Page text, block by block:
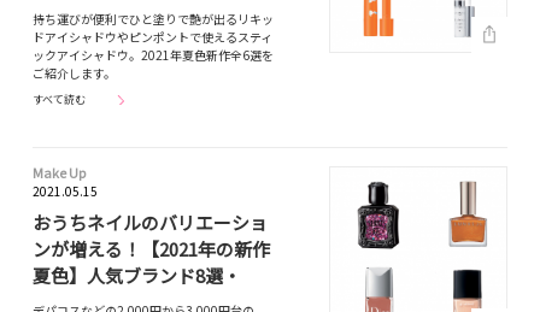
持ち運びが便利でひと塗りで艶が出るリキッ
ドアイシャドウやピンポントで使えるスティ
ックアイシャドウ。2021年夏色新作全6選を
ご紹介します。
すべて読む
Make Up
2021.05.15
おうちネイルのバリエーショ
ンが増える！【2021年の新作
夏色】人気ブランド8選・